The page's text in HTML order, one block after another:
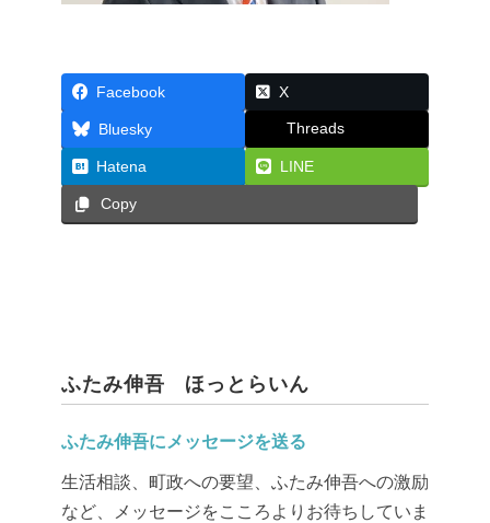
Facebook X
Bluesky Threads
Hatena LINE
Copy
ふたみ伸吾 ほっとらいん
ふたみ伸吾にメッセージを送る
生活相談、町政への要望、ふたみ伸吾への激励
など、メッセージをこころよりお待ちしていま